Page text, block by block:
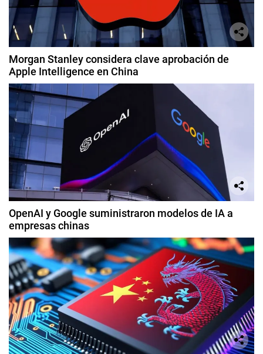
Morgan Stanley considera clave aprobación de
Apple Intelligence en China
OpenAI y Google suministraron modelos de IA a
empresas chinas